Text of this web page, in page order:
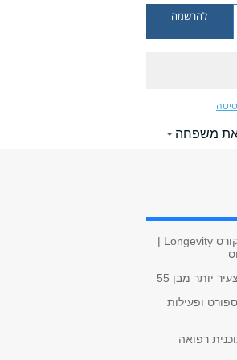
להרשמה
משפחה
הכירו את רכזת הקורס Longevity |
ופעילות
רפואה